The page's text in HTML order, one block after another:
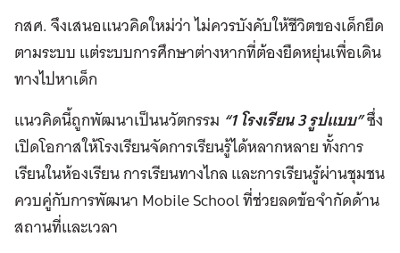
กสศ. จึงเสนอแนวคิดใหม่ว่า ไม่ควรบังคับให้ชีวิตของเด็กยืด
ตามระบบ แต่ระบบการศึกษาต่างหากที่ต้องยืดหยุ่นเพื่อเดิน
ทางไปหาเด็ก
แนวคิดนี้ถูกพัฒนาเป็นนวัตกรรม “1 โรงเรียน 3 รูปแบบ”ซึ่ง
เปิดโอกาสให้โรงเรียนจัดการเรียนรู้ได้หลากหลาย ทั้งการ
เรียนในห้องเรียน การเรียนทางไกล และการเรียนรู้ผ่านชุมชน
ควบคู่กับการพัฒนา Mobile School ที่ช่วยลดข้อจำกัดด้าน
สถานที่และเวลา